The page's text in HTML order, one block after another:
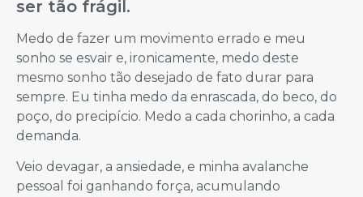
ser tão frágil.
Medo de fazer um movimento errado e meu
sonho se esvair e, ironicamente, medo deste
mesmo sonho tão desejado de fato durar para
sempre. Eu tinha medo da enrascada, do beco, do
poço, do precipício. Medo a cada chorinho, a cada
demanda.
Veio devagar, a ansiedade, e minha avalanche
pessoal foi ganhando força, acumulando